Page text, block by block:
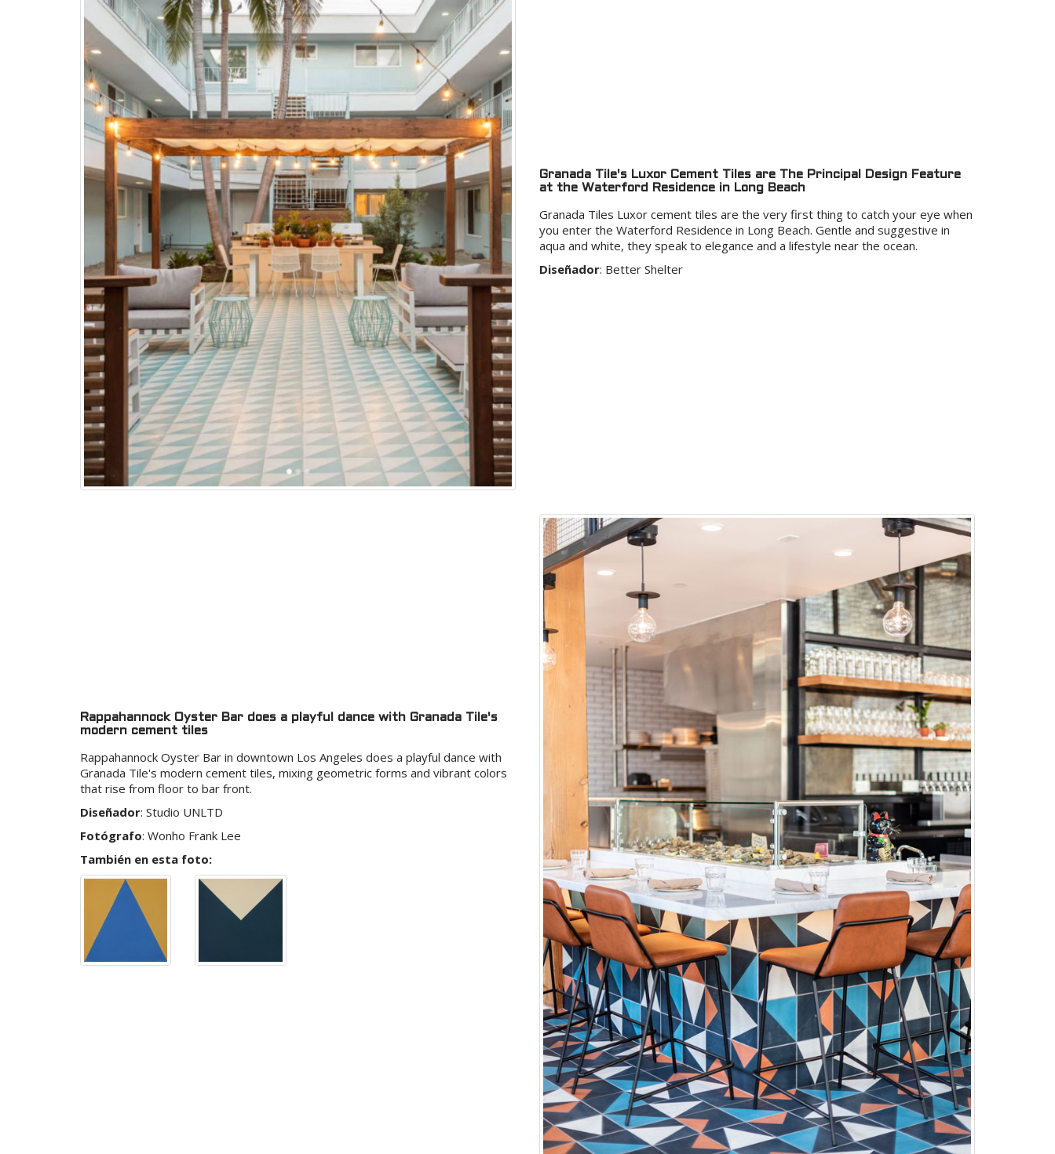
Granada Tile's Luxor Cement Tiles are The Principal Design Feature
at the Waterford Residence in Long Beach
Granada Tiles Luxor cement tiles are the very first thing to catch your eye when
you enter the Waterford Residence in Long Beach. Gentle and suggestive in
aqua and white, they speak to elegance and a lifestyle near the ocean.
Diseñador: Better Shelter
Rappahannock Oyster Bar does a playful dance with Granada Tile's
modern cement tiles
Rappahannock Oyster Bar in downtown Los Angeles does a playful dance with
Granada Tile's modern cement tiles, mixing geometric forms and vibrant colors
that rise from floor to bar front.
Diseñador: Studio UNLTD
Fotógrafo: Wonho Frank Lee
También en esta foto: